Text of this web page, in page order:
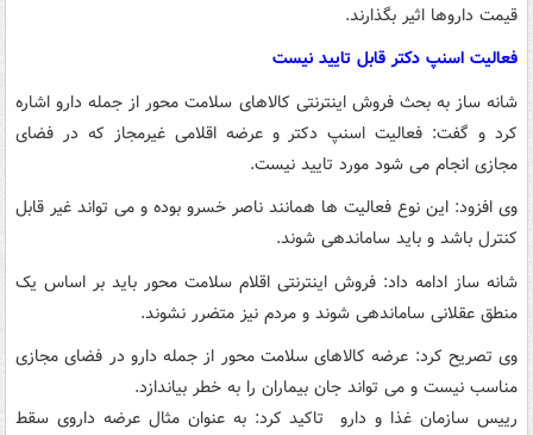
قیمت داروها اثیر بگذارند.
فعالیت اسنپ دکتر قابل تایید نیست
شانه ساز به بحث فروش اینترنتی کالاهای سلامت محور از جمله دارو اشاره
کرد و گفت: فعالیت اسنپ دکتر و عرضه اقلامی غیرمجاز که در فضای
مجازی انجام می شود مورد تایید نیست.
وی افزود: این نوع فعالیت ها همانند ناصر خسرو بوده و می تواند غیر قابل
کنترل باشد و باید ساماندهی شوند.
شانه ساز ادامه داد: فروش اینترنتی اقلام سلامت محور باید بر اساس یک
منطق عقلانی ساماندهی شوند و مردم نیز متضرر نشوند.
وی تصریح کرد: عرضه کالاهای سلامت محور از جمله دارو در فضای مجازی
مناسب نیست و می تواند جان بیماران را به خطر بیاندازد.
رییس سازمان غذا و دارو تاکید کرد: به عنوان مثال عرضه داروی سقط